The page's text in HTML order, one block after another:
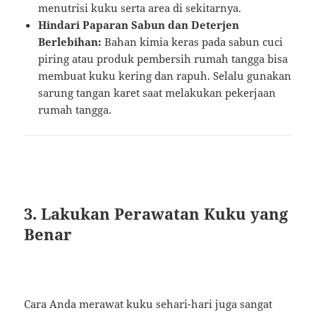
menutrisi kuku serta area di sekitarnya.
Hindari Paparan Sabun dan Deterjen
Berlebihan: Bahan kimia keras pada sabun cuci
piring atau produk pembersih rumah tangga bisa
membuat kuku kering dan rapuh. Selalu gunakan
sarung tangan karet saat melakukan pekerjaan
rumah tangga.
3. Lakukan Perawatan Kuku yang
Benar
Cara Anda merawat kuku sehari-hari juga sangat